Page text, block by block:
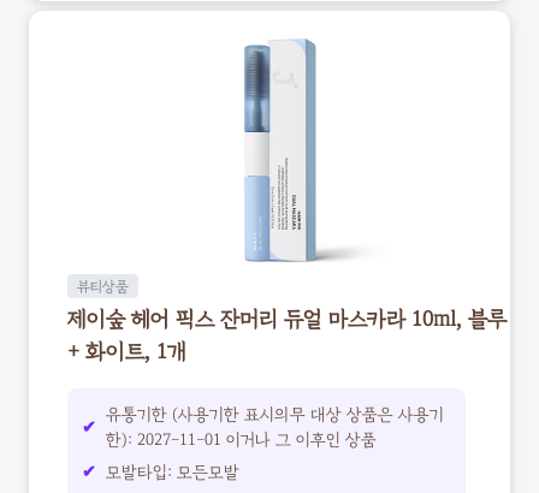
뷰티상품
제이숲 헤어 픽스 잔머리 듀얼 마스카라 10ml, 블루
+ 화이트, 1개
유통기한 (사용기한 표시의무 대상 상품은 사용기
한): 2027-11-01 이거나 그 이후인 상품
모발타입: 모든모발